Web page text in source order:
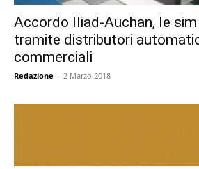
Accordo Iliad-Auchan, le
tramite distributori
commerciali
Redazione - 2 Marzo 2018